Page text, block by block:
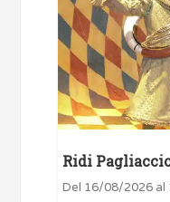
Ridi
Del 16/08/2026